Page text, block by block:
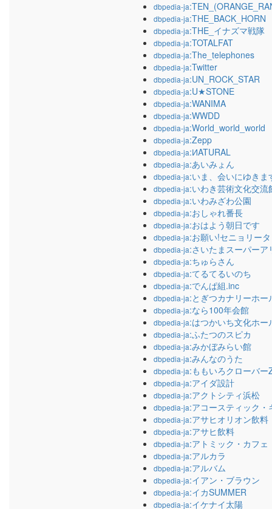
dbpedia-ja
dbpedia-ja:THE_BACK_HORN
dbpedia-ja:THE_イナズマ戦隊
dbpedia-ja:TOTALFAT
dbpedia-ja:The_telephones
dbpedia-ja:Twitter
dbpedia-ja:UN_ROCK_STAR
dbpedia-ja:U★STONE
dbpedia-ja:WANIMA
dbpedia-ja:WWDD
dbpedia-ja:World_world_world
dbpedia-ja:Zepp
dbpedia-ja:ИATURAL
dbpedia-ja:あいみょん
dbpedia-ja:いま、会いにゆきま
dbpedia-ja:いわき芸術文化交流
dbpedia-ja:いわみざわ公園
dbpedia-ja:おしゃれ番長
dbpedia-ja:おはよう朝日です
dbpedia-ja:お願い!セニョリータ
dbpedia-ja:さいたまスーパーア
dbpedia-ja:ちゅらさん
dbpedia-ja:てるてるいのち
dbpedia-ja:でんぱ組.inc
dbpedia-ja:とぎつカナリーホー
dbpedia-ja:なら100年会館
dbpedia-ja:はつかいち文化ホー
dbpedia-ja:ふたつのスピカ
dbpedia-ja:みかぼみらい館
dbpedia-ja:みんなのうた
dbpedia-ja:ももいろクローバー
dbpedia-ja:アイダ設計
dbpedia-ja:アクトシティ浜松
dbpedia-ja:アコースティック・
dbpedia-ja:アサヒオリオン飲料
dbpedia-ja:アサヒ飲料
dbpedia-ja:アトミック・カフェ
dbpedia-ja:アルカラ
dbpedia-ja:アルバム
dbpedia-ja:イアン・ブラウン
dbpedia-ja:イカSUMMER
dbpedia-ja:イケナイ太陽